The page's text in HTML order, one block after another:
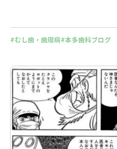
むし歯・歯周病 本多歯科ブログ